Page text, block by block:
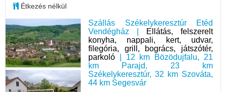
Szállás Székelykeresztúr Etéd
Vendégház |
Ellátás, felszerelt
konyha, nappali, kert, udvar,
filegória, grill, bogrács, játszótér,
parkoló | 12 km Bözödujfalu, 21
km Parajd, 23 km
Székelykeresztúr, 32 km Szováta,
44 km Segesvár
Étkezés nélkül